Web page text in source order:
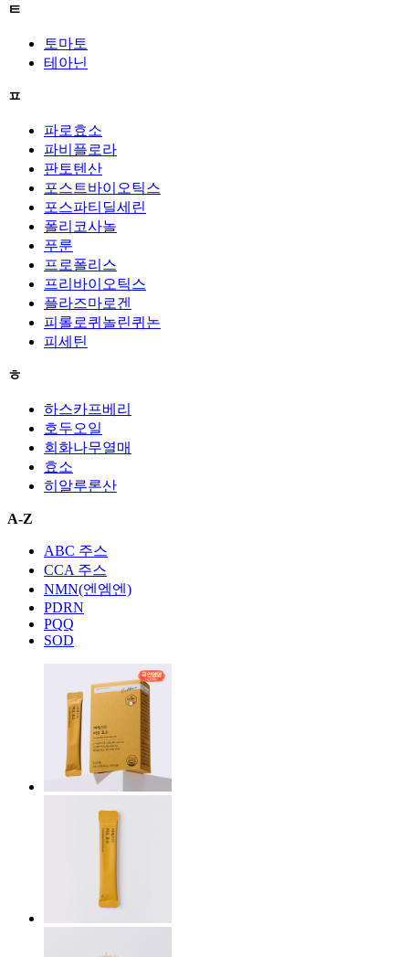
ㅌ
토마토
테아닌
ㅍ
파로효소
파비플로라
판토텐산
포스트바이오틱스
포스파티딜세린
폴리코사놀
푸룬
프로폴리스
프리바이오틱스
플라즈마로겐
피롤로퀴놀린퀴논
피세틴
ㅎ
하스카프베리
호두오일
회화나무열매
효소
히알루론산
A-Z
ABC 주스
CCA 주스
NMN(엔엠엔)
PDRN
PQQ
SOD